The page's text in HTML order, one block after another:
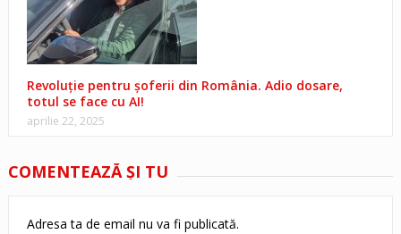
Revoluție pentru șoferii din România. Adio dosare,
totul se face cu AI!
aprilie 22, 2025
COMENTEAZĂ ŞI TU
Adresa ta de email nu va fi publicată.